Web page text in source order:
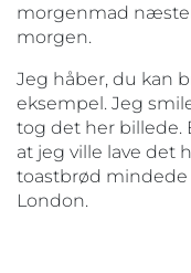
morgenmad
morgen.
Jeg håber, du kan
eksempel. Jeg
tog det her billede.
at jeg ville lave det
toastbrød
London.